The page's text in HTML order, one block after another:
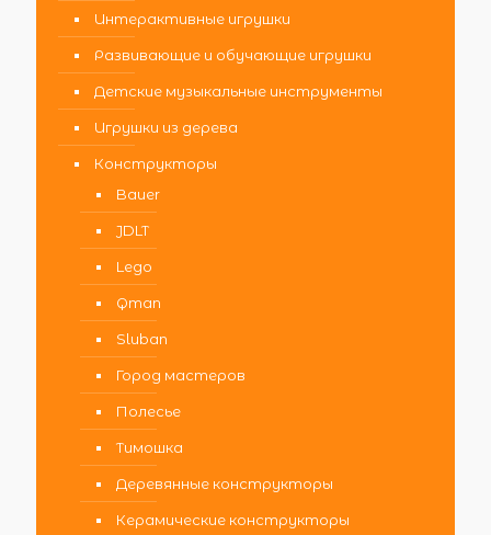
Интерактивные игрушки
Развивающие и обучающие игрушки
Детские музыкальные инструменты
Игрушки из дерева
Конструкторы
Bauer
JDLT
Lego
Qman
Sluban
Город мастеров
Полесье
Тимошка
Деревянные конструкторы
Керамические конструкторы